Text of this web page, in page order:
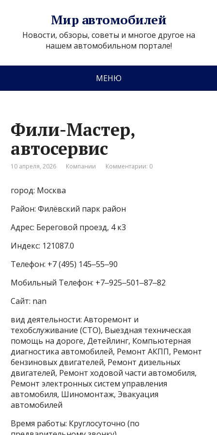
Мир автомобилей
Новости, обзоры, советы и многое другое на
нашем автомобильном портале!
МЕНЮ
Фили-Мастер,
автосервис
10 апреля, 2026 Компании Комментарии: 0
город: Москва
Район: Филёвский парк район
Адрес: Береговой проезд, 4 к3
Индекс: 121087.0
Телефон: +7 (495) 145‒55‒90
Мобильный Телефон: +7‒925‒501‒87‒82
Сайт: nan
вид деятельности: Авторемонт и
техобслуживание (СТО), Выездная техническая
помощь на дороге, Детейлинг, Компьютерная
диагностика автомобилей, Ремонт АКПП, Ремонт
бензиновых двигателей, Ремонт дизельных
двигателей, Ремонт ходовой части автомобиля,
Ремонт электронных систем управления
автомобиля, Шиномонтаж, Эвакуация
автомобилей
Время работы: Круглосуточно (по